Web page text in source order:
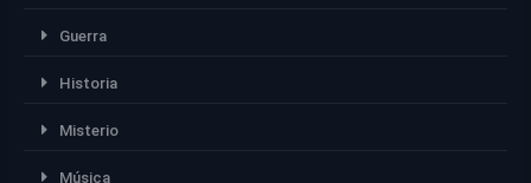
Guerra
Historia
Misterio
Música